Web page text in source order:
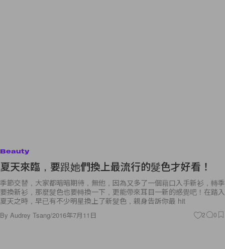
Beauty
夏天來臨，要跟她們換上最流行的髮色才好看！
季節交替，大家都暗暗期待，無他，因為又多了一個藉口入手新衫，轉季
要換新衫，那麼髮色也要轉換一下，更能帶來耳目一新的感覺吧！在踏入
夏天之時，早已有不少明星換上了新髮色，親身告訴你最 hit
By Audrey Tsang/2016年7月11日 2 0